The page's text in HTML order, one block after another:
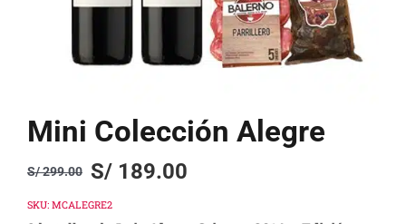
Mini Colección Alegre
S/299.00
Original
price
S/189.00
Current
price
SKU: MCALEGRE2